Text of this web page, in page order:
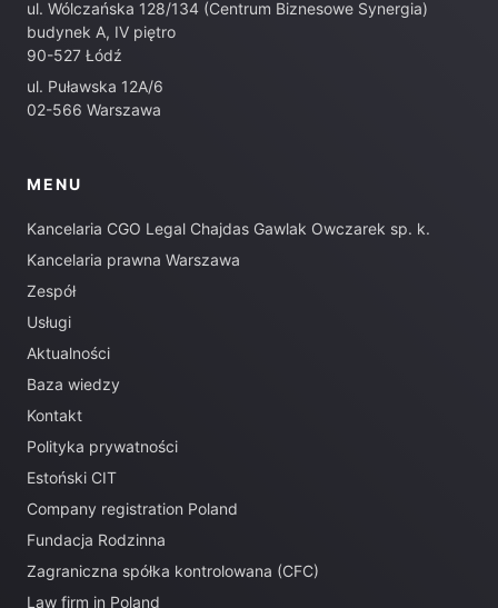
ul. Wólczańska 128/134 (Centrum Biznesowe Synergia)
budynek A, IV piętro
90-527 Łódź
ul. Puławska 12A/6
02-566 Warszawa
MENU
Kancelaria CGO Legal Chajdas Gawlak Owczarek sp. k.
Kancelaria prawna Warszawa
Zespół
Usługi
Aktualności
Baza wiedzy
Kontakt
Polityka prywatności
Estoński CIT
Company registration Poland
Fundacja Rodzinna
Zagraniczna spółka kontrolowana (CFC)
Law firm in Poland